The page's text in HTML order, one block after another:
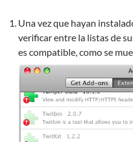
Una vez que hayan
verificar entre la listas de
es compatible, como se